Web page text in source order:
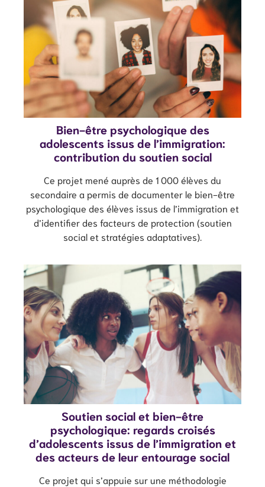
Bien-être psychologique des
adolescents issus de l’immigration:
contribution du soutien social
Ce projet mené auprès de 1 000 élèves du
secondaire a permis de documenter le bien-être
psychologique des élèves issus de l’immigration et
d’identifier des facteurs de protection (soutien
social et stratégies adaptatives).
Soutien social et bien-être
psychologique: regards croisés
d’adolescents issus de l’immigration et
des acteurs de leur entourage social
Ce projet qui s’appuie sur une méthodologie